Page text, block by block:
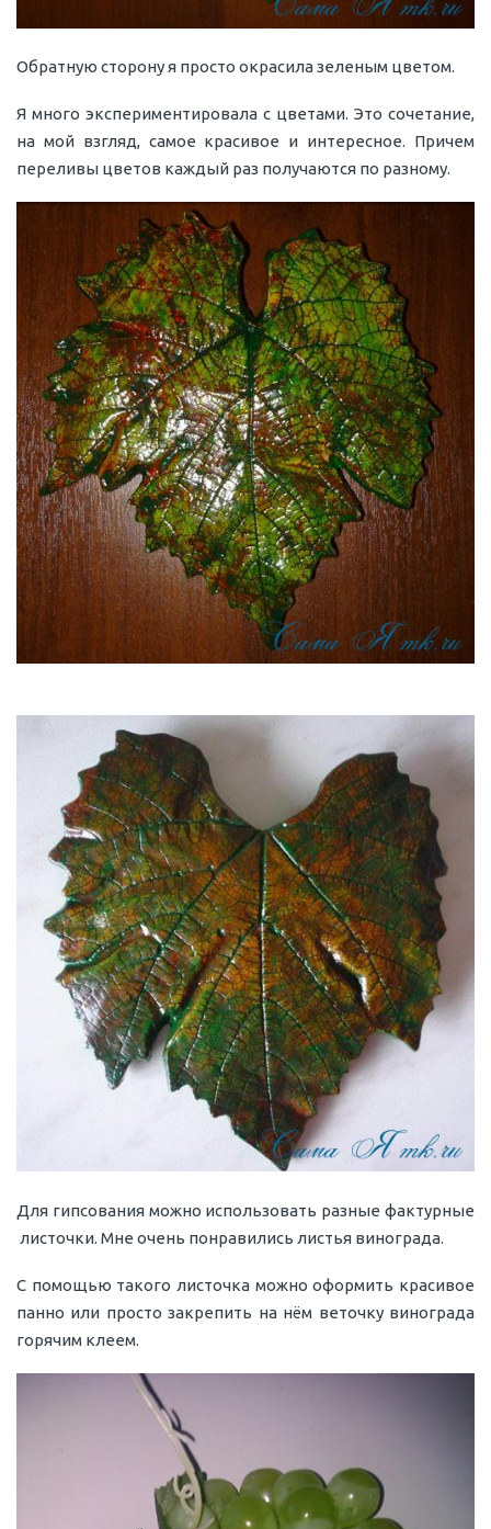
Обратную сторону я просто окрасила зеленым цветом.
Я много экспериментировала с цветами. Это сочетание,
на мой взгляд, самое красивое и интересное. Причем
переливы цветов каждый раз получаются по разному.
Для гипсования можно использовать разные фактурные
листочки. Мне очень понравились листья винограда.
С помощью такого листочка можно оформить красивое
панно или просто закрепить на нём веточку винограда
горячим клеем.